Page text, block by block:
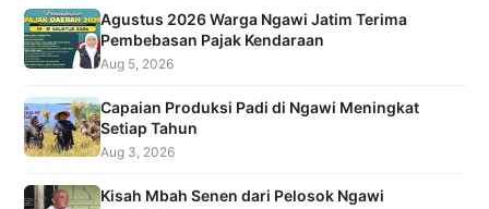
Agustus 2026 Warga Ngawi Jatim Terima
Pembebasan Pajak Kendaraan
Aug 5, 2026
Capaian Produksi Padi di Ngawi Meningkat
Setiap Tahun
Aug 3, 2026
Kisah Mbah Senen dari Pelosok Ngawi